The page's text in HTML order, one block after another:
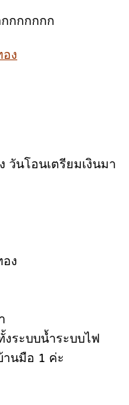
กกกกกก
ง
วันโอนเตรียมเงินมา
ง
ระบบน้ำระบบไฟ
นมือ 1 ค่ะ